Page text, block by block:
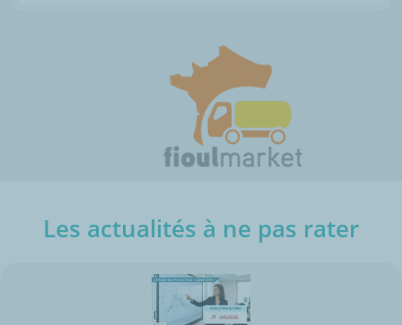
Les actualités à ne pas rater